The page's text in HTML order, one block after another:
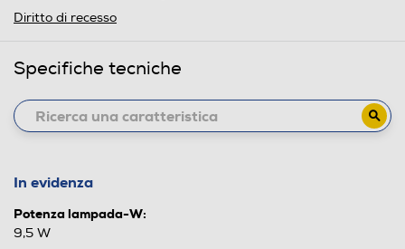
Diritto di recesso
Specifiche tecniche
In evidenza
Potenza lampada-W:
9,5 W